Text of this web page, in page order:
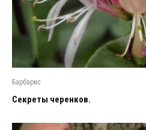
Барбарис
Секреты черенков.